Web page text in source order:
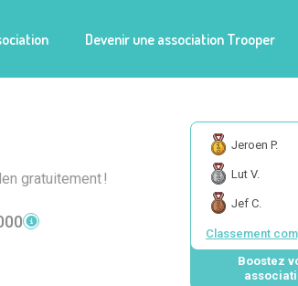
Devenir une association Trooper
gratuitement !
Jeroen P.
Lut V.
Jef C.
Classement
Boostez